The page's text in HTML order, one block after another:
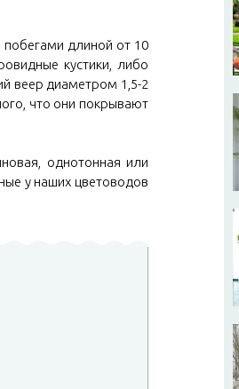
побегами длиной от 10
кустики, либо
веер диаметром 1,5-2
что они покрывают
однотонная или
у наших цветоводов